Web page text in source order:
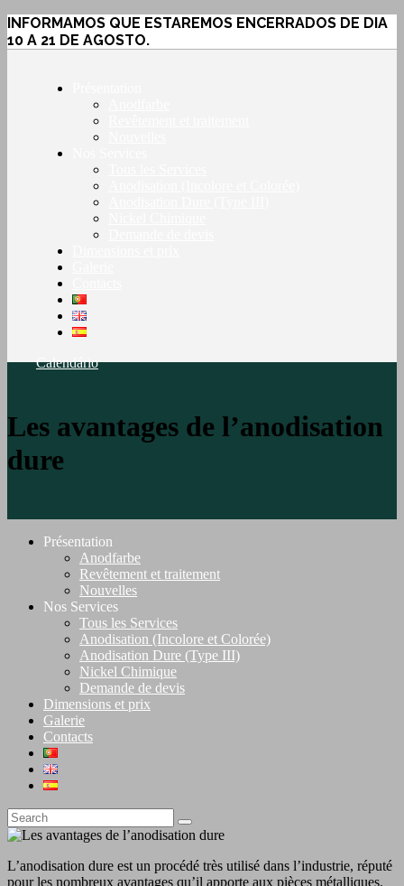
INFORMAMOS QUE ESTAREMOS ENCERRADOS DE DIA
10 A 21 DE AGOSTO.
Calendário
Les avantages de l’anodisation
dure
Présentation
Anodfarbe
Revêtement et traitement
Nouvelles
Nos Services
Tous les Services
Anodisation (Incolore et Colorée)
Anodisation Dure (Type III)
Nickel Chimique
Demande de devis
Dimensions et prix
Galerie
Contacts
L’anodisation dure est un procédé très utilisé dans l’industrie, réputé
pour les nombreux avantages qu’il apporte aux pièces métalliques.